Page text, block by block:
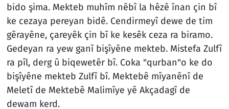
bido şima. Mekteb muhîm nêbî la hêzê înan çin bî
ke cezaya pereyan bidê. Cendirmeyî dewe de tim
gêrayêne, çareyêk çin bî ke kesêk ceza ra biramo.
Gedeyan ra yew ganî bişîyêne mekteb. Mistefa Zulfî
ra pîl, derg û biqewetêr bî. Coka "qurban"o ke do
bişîyêne mekteb Zulfî bî. Mektebê mîyanênî de
Meletî de Mektebê Malimîye yê Akçadagî de
dewam kerd.